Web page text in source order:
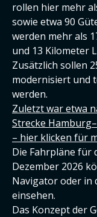
rollen hier mehr
sowie etwa 90
werden mehr als
und 13 Kilometer
Zusätzlich sollen
modernisiert und
werden.
Zuletzt war etwa
Strecke
– hier klicken für
Die Fahrpläne für
Dezember 2026
Navigator oder in
einsehen.
Das Konzept der